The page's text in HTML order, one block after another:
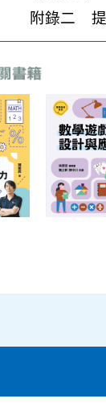
附錄二 提